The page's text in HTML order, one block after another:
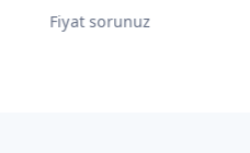
Fiyat sorunuz